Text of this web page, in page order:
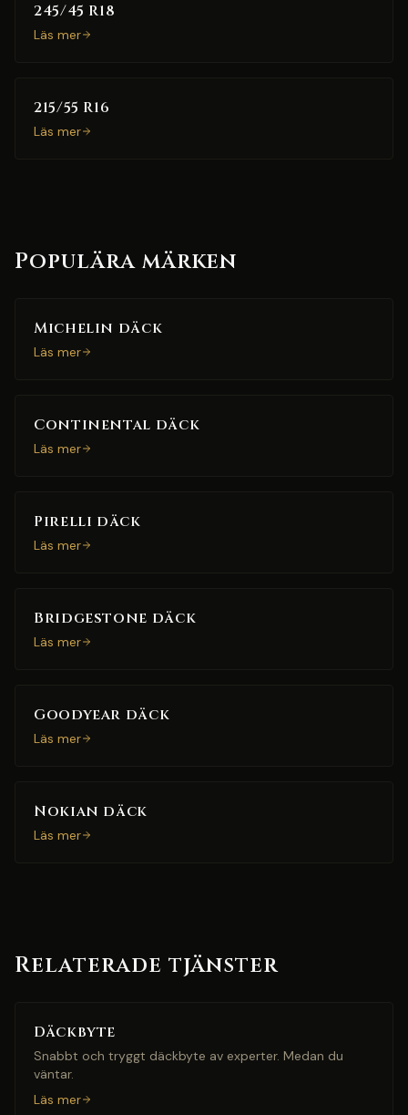
245/45 R18
Läs mer
215/55 R16
Läs mer
Populära märken
Michelin däck
Läs mer
Continental däck
Läs mer
Pirelli däck
Läs mer
Bridgestone däck
Läs mer
Goodyear däck
Läs mer
Nokian däck
Läs mer
Relaterade tjänster
Däckbyte
Snabbt och tryggt däckbyte av experter. Medan du
väntar.
Läs mer